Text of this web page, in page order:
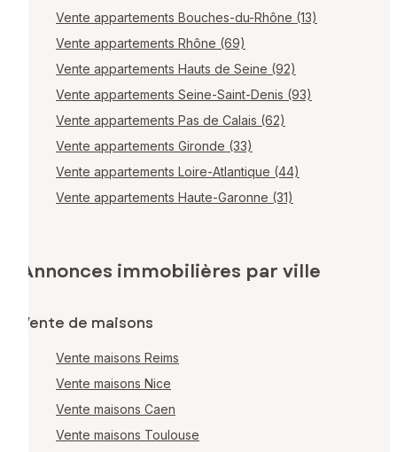
Vente appartements Bouches-du-Rhône (13)
Vente appartements Rhône (69)
Vente appartements Hauts de Seine (92)
Vente appartements Seine-Saint-Denis (93)
Vente appartements Pas de Calais (62)
Vente appartements Gironde (33)
Vente appartements Loire-Atlantique (44)
Vente appartements Haute-Garonne (31)
Annonces immobilières par ville
Vente de maisons
Vente maisons Reims
Vente maisons Nice
Vente maisons Caen
Vente maisons Toulouse